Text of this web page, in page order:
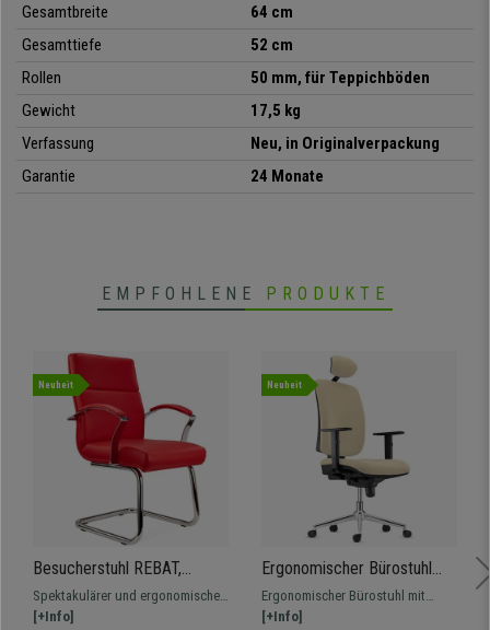
großgeschrieben sind.
buerostuhlpro
unschlagbaren Preis
und mit dem besten Service erhältlich!
•Ergonomisches Design
Feuerfester Stoffbezug
• Dicke Polsterung
Gesamtbreite
64 cm
Gesamttiefe
52 cm
Rollen
50 mm, für Teppichböden
Gewicht
17,5 kg
Verfassung
Neu, in Originalverpackung
Garantie
24 Monate
EMPFOHLENE PRODUKTE
Neuheit
Besucherstuhl REBAT,
Qualität und Design,
Lederbezug, Farbe Rot
Spektakulärer und ergonomischer
Besucherstuhl, makelloses Design
[+Info]
Neuheit
Ergonomischer Bürostuhl
PIERO STOFF V mit
Kopfstütze, verstellbare
Ergonomischer Bürostuhl mit
Metallfußkreuz, dick
[+Info]